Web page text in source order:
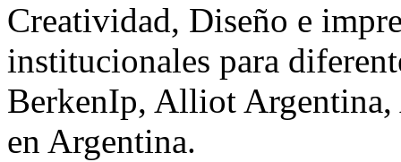
Creatividad, Diseño e
institucionales para
BerkenIp, Alliot
en Argentina.